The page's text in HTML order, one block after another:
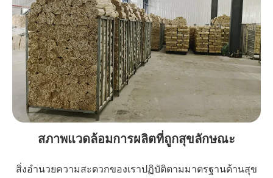
สภาพแวดล้อมการผลิตที่ถูกสุขลักษณะ
สิ่งอำนวยความสะดวกของเราปฏิบัติตามมาตรฐานด้านสุข